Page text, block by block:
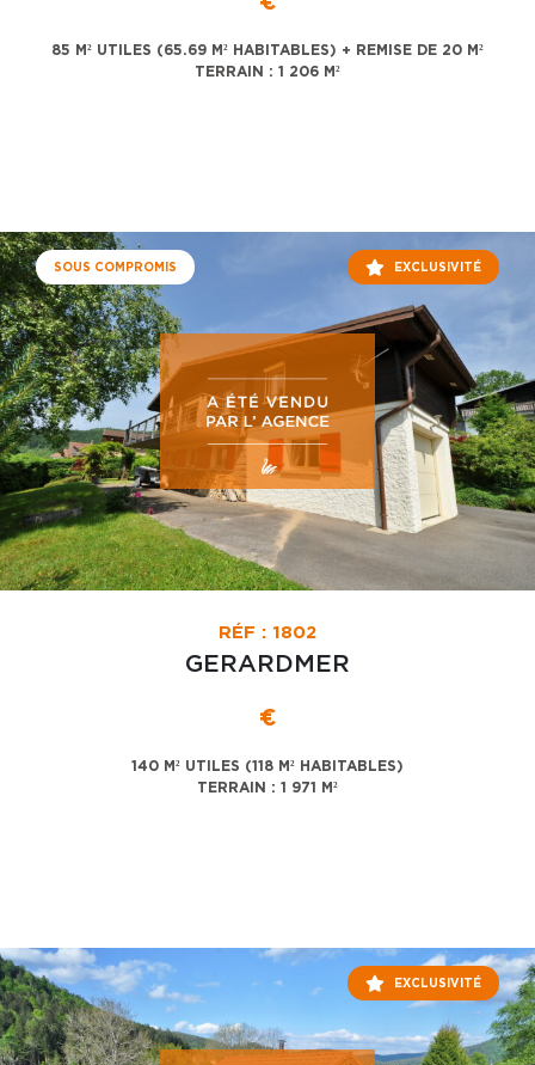
85 M² UTILES (65.69 M² HABITABLES) + REMISE DE 20 M²
TERRAIN : 1 206 M²
EXCLUSIVITÉ
SOUS COMPROMIS
RÉF : 1802
GERARDMER
€
140 M² UTILES (118 M² HABITABLES)
TERRAIN : 1 971 M²
EXCLUSIVITÉ